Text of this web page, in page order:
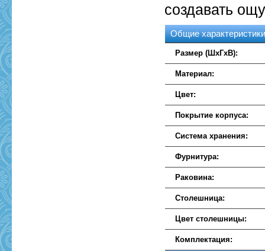
создавать
Общие
Размер (ШхГхВ):
Материал:
Цвет:
Покрытие корпуса:
Система хранения:
Фурнитура:
Раковина:
Столешница:
Цвет столешницы:
Комплектация: